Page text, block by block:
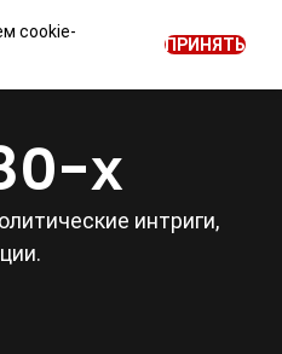
0
х
интриги,
cookie-
ПРИНЯТЬ